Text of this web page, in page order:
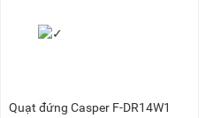
Quạt đứng Casper F-DR14W1